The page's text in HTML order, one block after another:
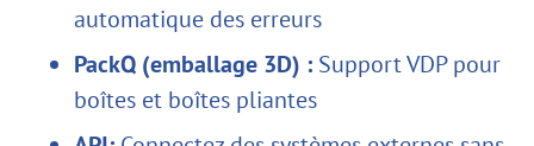
automatique des erreurs
PackQ (emballage 3D) : Support VDP pour
boîtes et boîtes pliantes